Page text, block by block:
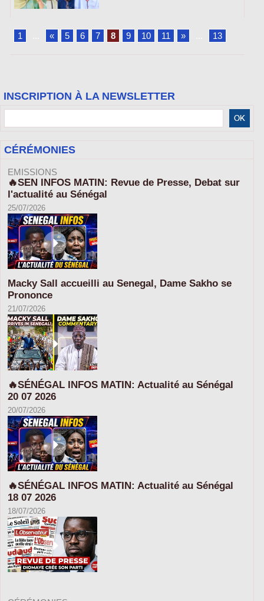
1 « 5 6 7 8 9 10 11 » 13
INSCRIPTION À LA NEWSLETTER
CÉRÉMONIES
EMISSIONS
🔥SEN INFOS MATIN: Revue de Presse, Debat sur
l'actualité au Sénégal
25/07/2026
Macky Sall accueilli au Senegal, Dame Sakho se
Prononce
21/07/2026
🔥SÉNÉGAL INFOS MATIN: Actualité au Sénégal
20 07 2026
20/07/2026
🔥SÉNÉGAL INFOS MATIN: Actualité au Sénégal
18 07 2026
18/07/2026